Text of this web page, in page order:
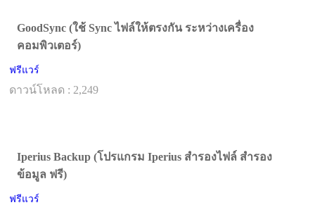
GoodSync (ใช้ Sync ไฟล์ให้ตรงกัน ระหว่างเครื่อง
คอมพิวเตอร์)
ฟรีแวร์
ดาวน์โหลด : 2,249
Iperius Backup (โปรแกรม Iperius สำรองไฟล์ สำรอง
ข้อมูล ฟรี)
ฟรีแวร์